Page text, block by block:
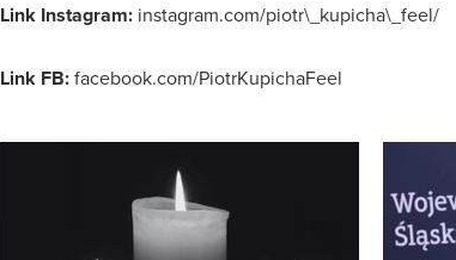
Link Instagram: instagram.com/piotr\_kupicha\_feel/
Link FB:facebook.com/PiotrKupichaFeel